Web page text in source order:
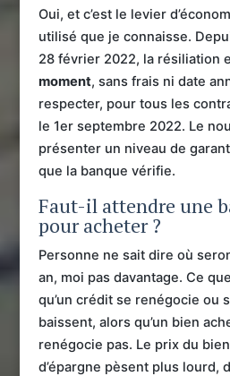
Oui, et c’est le levier
utilisé que je connaisse.
28 février 2022, la résiliation
moment, sans frais ni date
respecter, pour tous les
le 1er septembre 2022. Le
présenter un niveau de
que la banque vérifie.
Faut-il attendre une
pour acheter ?
Personne ne sait dire où
an, moi pas davantage. Ce
qu’un crédit se renégocie ou
baissent, alors qu’un bien
renégocie pas. Le prix du
d’épargne pèsent plus lourd,